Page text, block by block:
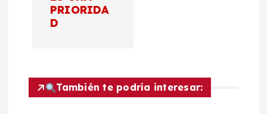
n
PRIORIDA
D
También te podría interesar: